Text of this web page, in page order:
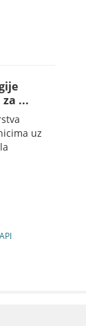
...
uz
API